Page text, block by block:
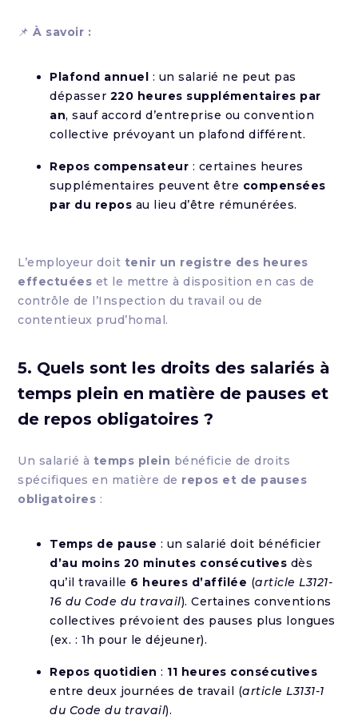
📌À savoir :
Plafond annuel : un salarié ne peut pas
dépasser 220 heures supplémentaires par
an, sauf accord d’entreprise ou convention
collective prévoyant un plafond différent.
Repos compensateur : certaines heures
supplémentaires peuvent être compensées
par du repos au lieu d’être rémunérées.
L’employeur doit tenir un registre des heures
effectuées et le mettre à disposition en cas de
contrôle de l’Inspection du travail ou de
contentieux prud’homal.
5. Quels sont les droits des salariés à
temps plein en matière de pauses et
de repos obligatoires ?
Un salarié à temps plein bénéficie de droits
spécifiques en matière de repos et de pauses
obligatoires :
Temps de pause : un salarié doit bénéficier
d’au moins 20 minutes consécutives dès
qu’il travaille 6 heures d’affilée (article L3121-
16 du Code du travail). Certaines conventions
collectives prévoient des pauses plus longues
(ex. : 1h pour le déjeuner).
Repos quotidien : 11 heures consécutives
entre deux journées de travail (article L3131-1
du Code du travail).